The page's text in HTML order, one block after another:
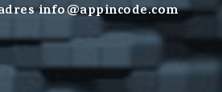
info@appincode.com